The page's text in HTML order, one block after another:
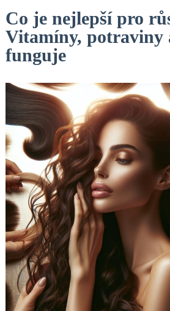
Co je nejlepší pro
Vitamíny, potraviny
funguje